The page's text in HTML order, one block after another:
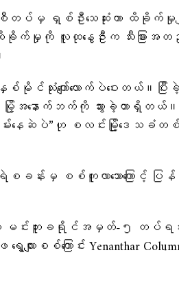
ရှစ်ဦးသေဆုံးကာ ထိခိုက်မှုများက
က်မှုကို လူထုနွေဦးက သီးခြားအ
သုံးကျော်လောက်ပဲဝေးတယ်။ပ
မြို့အနောက်ဘက်ကို သွားခဲ့တာရှိ
မ်းနေဆဲပဲ”ဟု စလင်းမြို့ဒေသခံတ
ခန်းမှ စစ်ကူလာသောကြောင့် ပ
မင်းဘူးခရိုင်အမှတ်-၅ တပ်ရ
လျားစစ်ကြောင်း Yenanthar